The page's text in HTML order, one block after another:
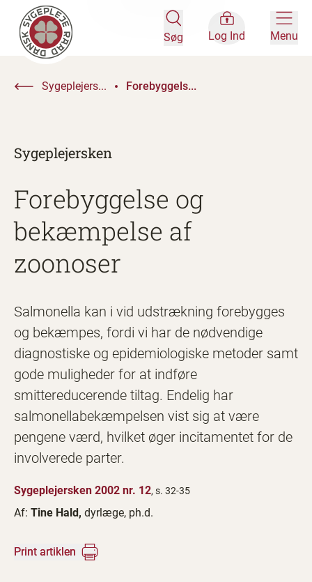
Søg Log Ind Menu
Sygeplejers... Forebyggels...
Sygeplejersken
Forebyggelse og
bekæmpelse af
zoonoser
Salmonella kan i vid udstrækning forebygges
og bekæmpes, fordi vi har de nødvendige
diagnostiske og epidemiologiske metoder samt
gode muligheder for at indføre
smittereducerende tiltag. Endelig har
salmonellabekæmpelsen vist sig at være
pengene værd, hvilket øger incitamentet for de
involverede parter.
Sygeplejersken 2002 nr. 12, s. 32-35
Af: Tine Hald, dyrlæge, ph.d.
Print artiklen